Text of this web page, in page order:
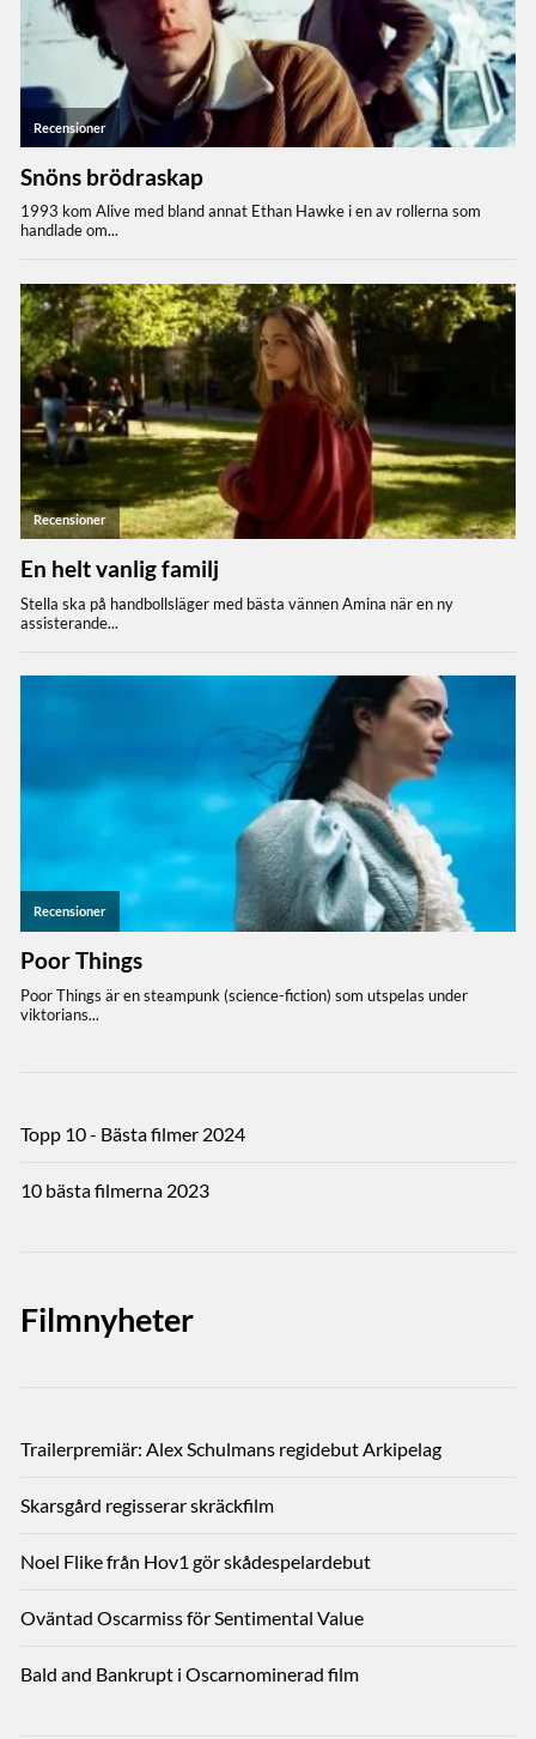
Topp 10 - Bästa filmer 2024
10 bästa filmerna 2023
Filmnyheter
Trailerpremiär: Alex Schulmans regidebut Arkipelag
Skarsgård regisserar skräckfilm
Noel Flike från Hov1 gör skådespelardebut
Oväntad Oscarmiss för Sentimental Value
Bald and Bankrupt i Oscarnominerad film